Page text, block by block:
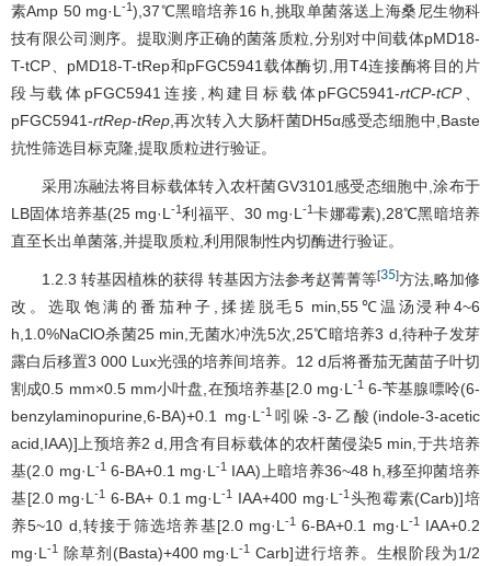
素Amp 50 mg·L-1),37℃黑暗培养16 h,挑取单菌落送上海桑尼生物科
技有限公司测序。提取测序正确的菌落质粒,分别对中间载体pMD18-
T-tCP、pMD18-T-tRep和pFGC5941载体酶切,用T4连接酶将目的片
段与载体pFGC5941连接,构建目标载体pFGC5941-rtCP-tCP、
pFGC5941-rtRep-tRep ,再次转入大肠杆菌DH5α感受态细胞中,Baste
抗性筛选目标克隆,提取质粒进行验证。
采用冻融法将目标载体转入农杆菌GV3101感受态细胞中,涂布于
LB固体培养基(25 mg·L-1利福平、30 mg·L-1卡娜霉素),28℃黑暗培养
直至长出单菌落,并提取质粒,利用限制性内切酶进行验证。
1.2.3 转基因植株的获得 转基因方法参考赵菁菁等[35]方法,略加修
改。选取饱满的番茄种子,揉搓脱毛5 min,55℃温汤浸种4~6
h,1.0%NaClO杀菌25 min,无菌水冲洗5次,25℃暗培养3 d,待种子发芽
露白后移置3 000 Lux光强的培养间培养。12 d后将番茄无菌苗子叶切
割成0.5 mm×0.5 mm小叶盘,在预培养基[2.0 mg·L -16-苄基腺嘌呤(6-
benzylaminopurine,6-BA)+0.1 mg·L -1 吲哚-3-乙酸(indole-3-acetic
acid,IAA)]上预培养2 d,用含有目标载体的农杆菌侵染5 min,于共培养
基(2.0 mg·L -16-BA+0.1 mg·L-1 IAA)上暗培养36~48 h,移至抑菌培养
基[2.0 mg·L-1 6-BA+ 0.1 mg·L-1 IAA+400 mg·L -1头孢霉素(Carb)]培
养5~10 d,转接于筛选培养基[2.0 mg·L-1 6-BA+0.1 mg·L -1IAA+0.2
mg·L -1 除草剂(Basta)+400 mg·L-1 Carb]进行培养。生根阶段为1/2